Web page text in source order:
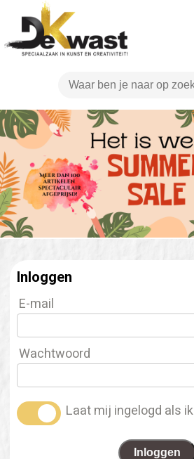
Inloggen
E-mail
Wachtwoord
Laat mij ingelogd als
Inloggen